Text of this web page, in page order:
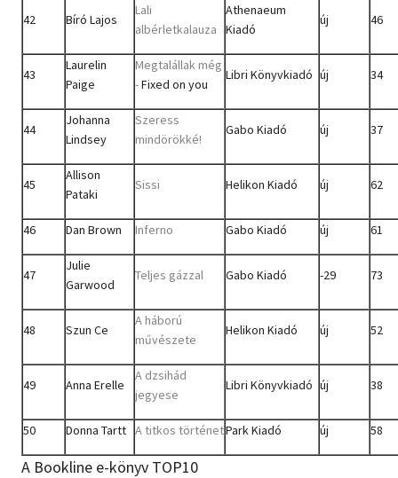
42 Bíró Lajos
Lali
albérletkalauza
Athenaeum
Kiadó
új 46
43
Laurelin
Paige
Megtalállak még
-Fixed on you
Libri Könyvkiadó új 34
44
Johanna
Lindsey
Szeress
mindörökké!
Gabo Kiadó új 37
45
Allison
Pataki
Sissi Helikon Kiadó új 62
46 Dan Brown Inferno Gabo Kiadó új 61
47
Julie
Garwood
Teljes gázzal Gabo Kiadó -29 73
48 Szun Ce
A háború
művészete
Helikon Kiadó új 52
49 Anna Erelle
A dzsihád
jegyese
Libri Könyvkiadó új 38
50 Donna Tartt A titkos történetPark Kiadó új 58
A Bookline e-könyv TOP10